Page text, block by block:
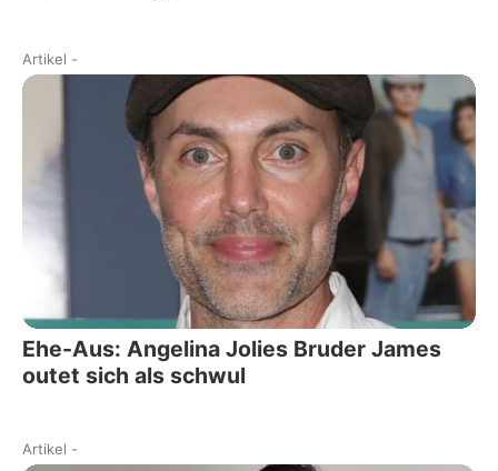
Artikel -
Ehe-Aus: Angelina Jolies Bruder James
outet sich als schwul
Artikel -